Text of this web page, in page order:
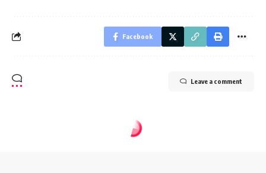
Facebook
Leave a comment